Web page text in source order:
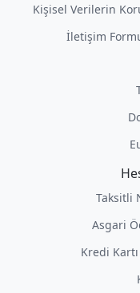
Kişisel Verilerin
İletişim
Taksitli
Asgari
Kredi